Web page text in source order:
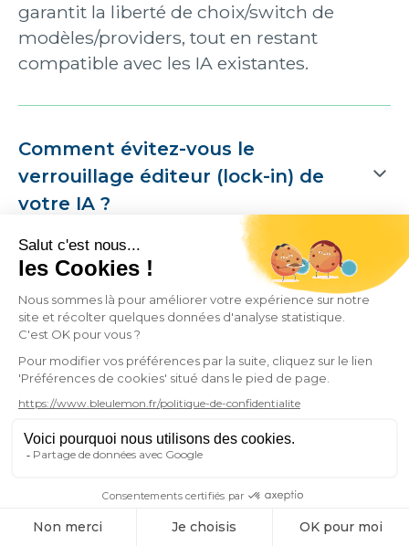
garantit la liberté de choix/switch de
modèles/providers, tout en restant
compatible avec les IA existantes.
Comment évitez-vous le
verrouillage éditeur (lock-in) de
votre IA ?
Nous limitons au maximum le vendor
lock-in :
nous standardisons prompts, policies
et évaluations via MCP,
nous utilisons des connecteurs neutres
pour interfacer vos outils,
notre architecture multi-agents isole
votre logique métier des modèles IA.
Le PoC repose sur des modèles à poids
concrètement le switch entre plusieurs
modèles et providers, sans modification